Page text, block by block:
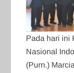
Pada hari ini
Nasional
(Purn.)